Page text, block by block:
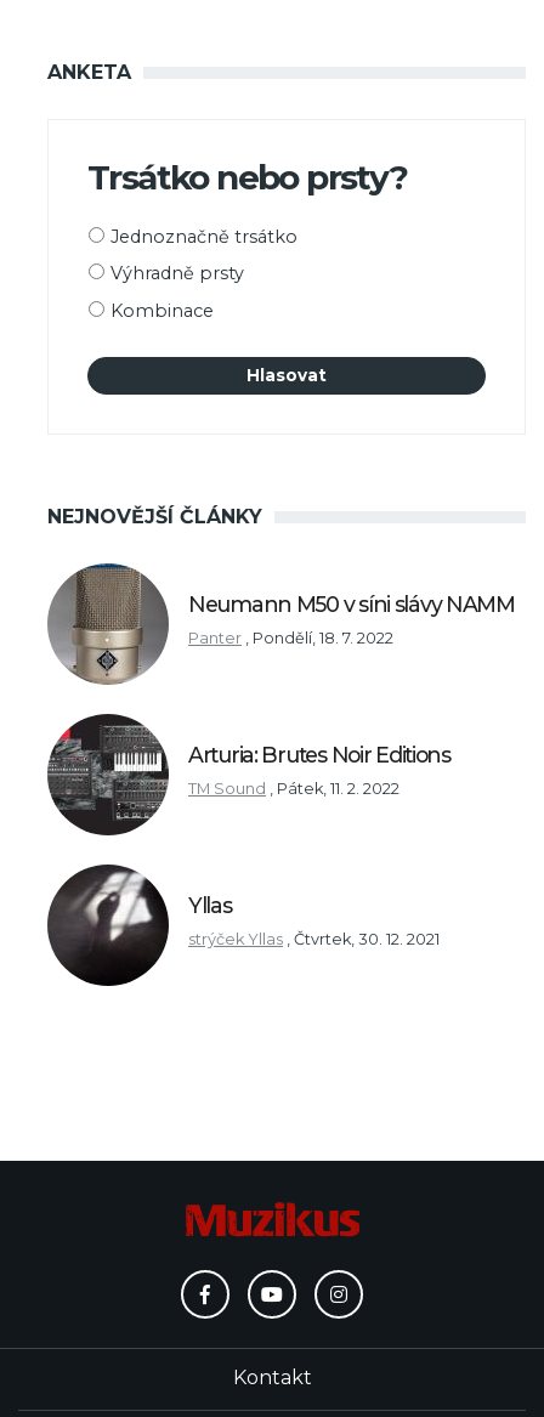
ANKETA
Trsátko nebo prsty?
Možnosti
Jednoznačně trsátko
Výhradně prsty
Kombinace
NEJNOVĚJŠÍ ČLÁNKY
Neumann M50 v síni slávy NAMM
Panter Pondělí, 18. 7. 2022
Arturia: Brutes Noir Editions
TM Sound Pátek, 11. 2. 2022
Yllas
strýček Yllas Čtvrtek, 30. 12. 2021
Kontakt